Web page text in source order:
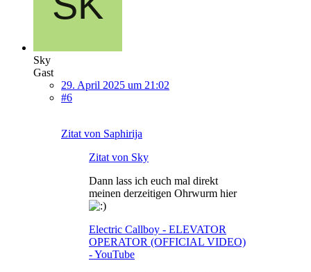
Sky
Gast
29. April 2025 um 21:02
#6
Zitat von Saphirija
Zitat von Sky
Dann lass ich euch mal direkt
meinen derzeitigen Ohrwurm hier
Electric Callboy - ELEVATOR
OPERATOR (OFFICIAL VIDEO)
- YouTube